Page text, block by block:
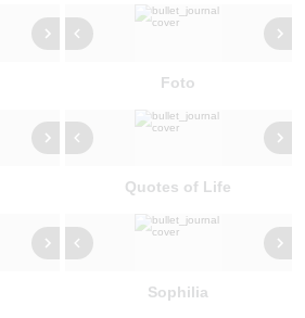
Foto
Quotes of Life
Sophilia